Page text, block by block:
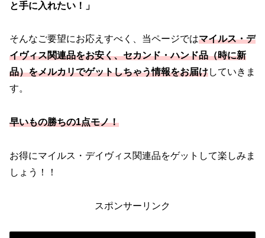
と手に入れたい！」
そんなご要望にお応えすべく、当ページではマイルス・デ
イヴィス関連品をお安く、セカンド・ハンド品（時に新
品）をメルカリでゲットしちゃう情報をお届けしていきま
す。
早いもの勝ちの1点モノ！
お得にマイルス・デイヴィス関連品をゲットして楽しみま
しょう！！
スポンサーリンク